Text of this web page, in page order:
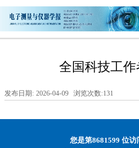
全国科技工作
发布日期: 2026-04-09 浏览次数:131
您是第8681599 位访